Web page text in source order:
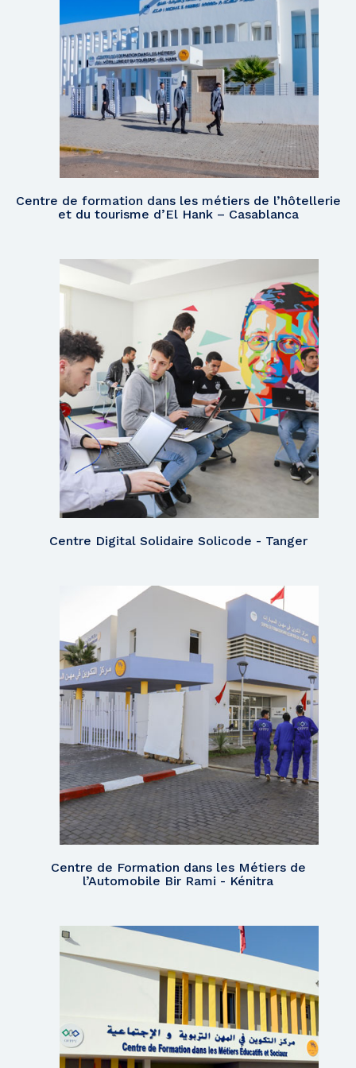
Centre de formation dans les métiers de l’hôtellerie
et du tourisme d’El Hank – Casablanca
Centre Digital Solidaire Solicode - Tanger
Centre de Formation dans les Métiers de
l’Automobile Bir Rami - Kénitra